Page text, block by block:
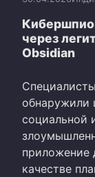
через
Obsidian
обнаружили
социальной
приложение
качестве